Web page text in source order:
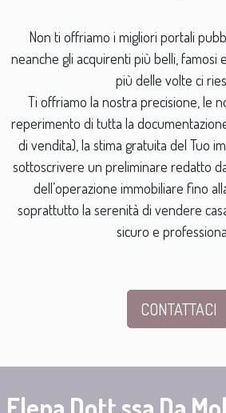
Non ti offriamo i migliori portali
neanche gli acquirenti più belli, famosi
più delle volte ci
Ti offriamo la nostra precisione, le
reperimento di tutta la
di vendita), la stima gratuita del Tuo
sottoscrivere un preliminare redatto
dell’operazione immobiliare fino
soprattutto la serenità di vendere
sicuro e
CONTATTACI